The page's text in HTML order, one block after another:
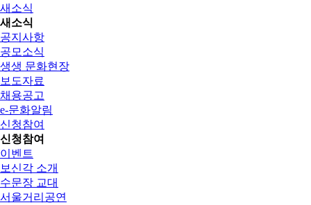
새소식
새소식
공지사항
공모소식
생생 문화현장
보도자료
채용공고
e-문화알림
신청참여
신청참여
이벤트
보신각 소개
수문장 교대
서울거리공연